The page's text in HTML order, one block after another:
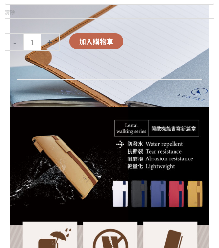
清除
- + 加入購物車